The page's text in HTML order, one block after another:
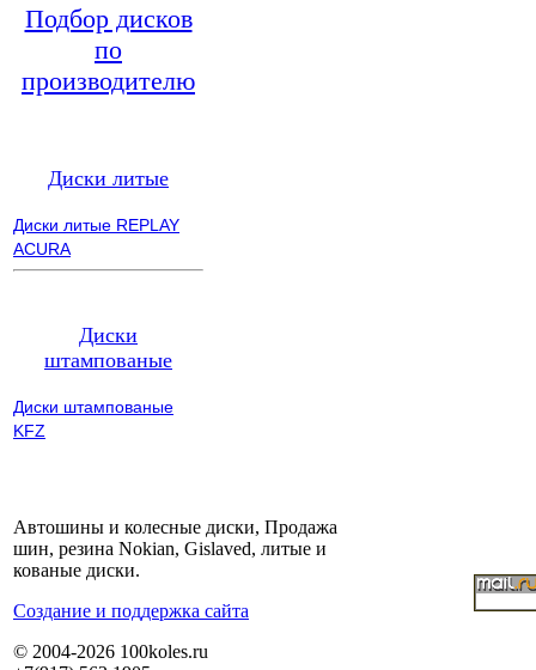
Подбор дисков
по
производителю
Диски литые
Диски литые REPLAY
ACURA
Диски
штампованые
Диски штампованые
KFZ
Автошины и колесные диски, Продажа
шин, резина Nokian, Gislaved, литые и
кованые диски.
Cоздание и поддержка сайта
© 2004-2026 100koles.ru